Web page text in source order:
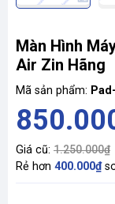
Màn Hình
Air Zin Hãng
Mã sản phẩm:
Giá cũ: 1.250.000₫
Rẻ hơn 400.000₫